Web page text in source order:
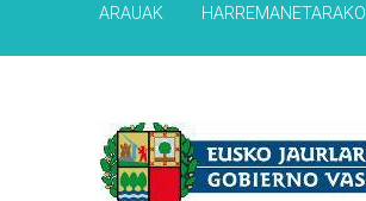
ARAUAK HARREMANETARAKO